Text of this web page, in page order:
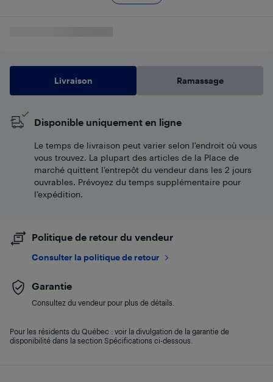
Livraison Ramassage
Disponible uniquement en ligne
Le temps de livraison peut varier selon l'endroit où vous
vous trouvez. La plupart des articles de la Place de
marché quittent l’entrepôt du vendeur dans les 2 jours
ouvrables. Prévoyez du temps supplémentaire pour
l’expédition.
Politique de retour du vendeur
Consulter la politique de retour
Garantie
Consultez du vendeur pour plus de détails.
Pour les résidents du Québec : voir la divulgation de la garantie de
disponibilité dans la section Spécifications ci-dessous.